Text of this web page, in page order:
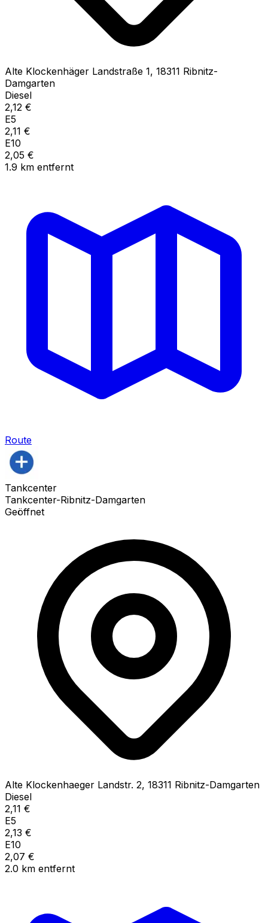
Alte Klockenhäger Landstraße 1, 18311 Ribnitz-
Damgarten
Diesel
2,12 €
E5
2,11 €
E10
2,05 €
1.9 km entfernt
Route
Tankcenter
Tankcenter-Ribnitz-Damgarten
Geöffnet
Alte Klockenhaeger Landstr. 2, 18311 Ribnitz-Damgarten
Diesel
2,11 €
E5
2,13 €
E10
2,07 €
2.0 km entfernt